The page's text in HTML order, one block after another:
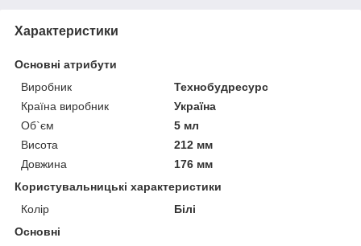
Характеристики
Основні атрибути
Виробник
Технобудресурс
Країна виробник
Україна
Об`єм
5 мл
Висота
212 мм
Довжина
176 мм
Користувальницькі характеристики
Колір
Білі
Основні